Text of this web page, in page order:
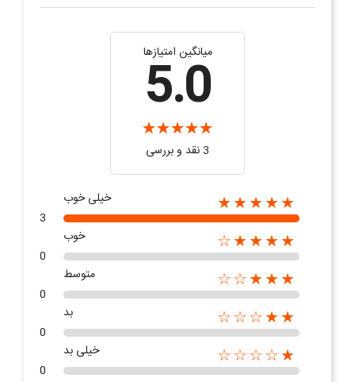
میانگین امتیازها
5.0
3 نقد و بررسی‌‌
★★★★★
خیلی خوب
3
★★★★☆
خوب
0
★★★☆☆
متوسط
0
★★☆☆☆
بد
0
★☆☆☆☆
خیلی بد
0